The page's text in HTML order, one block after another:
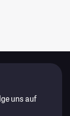
uns auf